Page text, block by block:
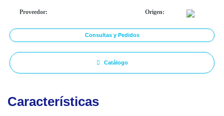
Proveedor: Origen:
Consultas y Pedidos
Catálogo
Características